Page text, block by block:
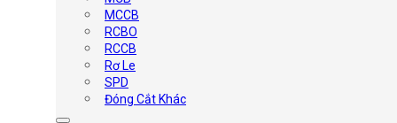
MCCB
RCBO
RCCB
Rơ Le
SPD
Đóng Cắt Khác